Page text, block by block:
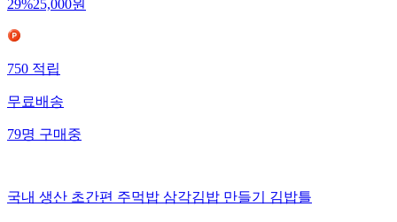
29%25,000원
750적립
무료배송
79명구매중
국내 생산 초간편 주먹밥 삼각김밥 만들기 김밥틀